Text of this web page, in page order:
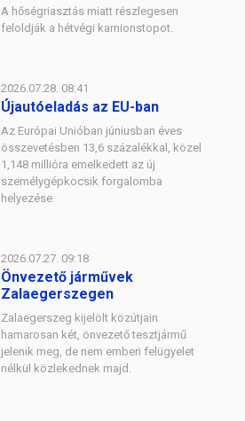
A hőségriasztás miatt részlegesen
feloldják a hétvégi kamionstopot.
2026.07.28. 08:41
Újautóeladás az EU-ban
Az Európai Unióban júniusban éves
összevetésben 13,6 százalékkal, közel
1,148 millióra emelkedett az új
személygépkocsik forgalomba
helyezése.
2026.07.27. 09:18
Önvezető járművek
Zalaegerszegen
Zalaegerszeg kijelölt közútjain
hamarosan két, önvezető tesztjármű
jelenik meg, de nem emberi felügyelet
nélkül közlekednek majd.